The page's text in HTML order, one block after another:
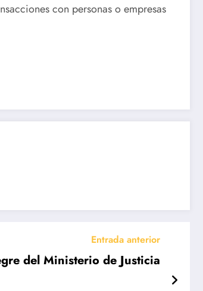
con personas o empresas
Entrada anterior
del Ministerio de Justicia